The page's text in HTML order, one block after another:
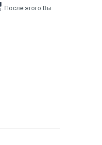
. После этого Вы